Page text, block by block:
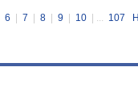
6 7 8 9 10 | ... 107